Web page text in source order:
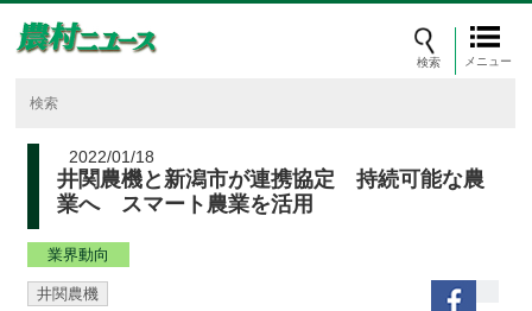
メニュー
2022/01/18
井関農機と新潟市が連携協定 持続可能な農
業へ スマート農業を活用
業界動向
井関農機